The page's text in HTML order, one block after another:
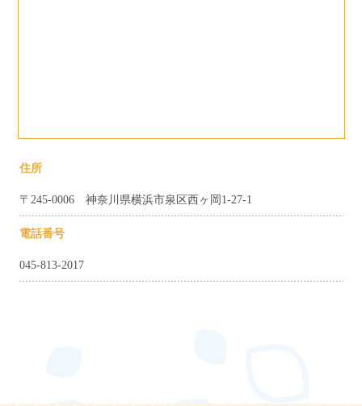
住所
〒245-0006 神奈川県横浜市泉区西ヶ岡1-27-1
電話番号
045-813-2017